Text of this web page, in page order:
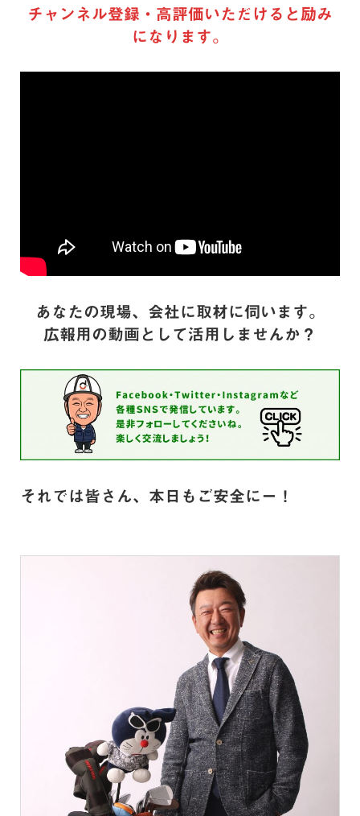
チャンネル登録・高評価いただけると励み
になります。
あなたの現場、会社に取材に伺います。
広報用の動画として活用しませんか？
それでは皆さん、本日もご安全にー！